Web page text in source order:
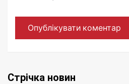
Стрічка новин